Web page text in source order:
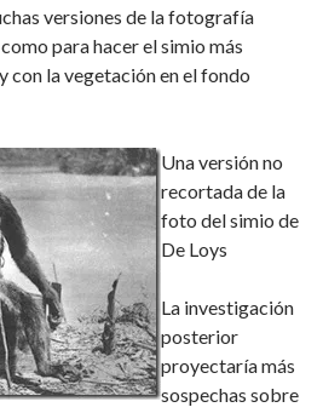
versiones de la fotografía
para hacer el simio más
con la vegetación en el fondo
Una versión no
recortada de la
foto del simio de
De Loys
La investigación
posterior
proyectaría más
sospechas sobre